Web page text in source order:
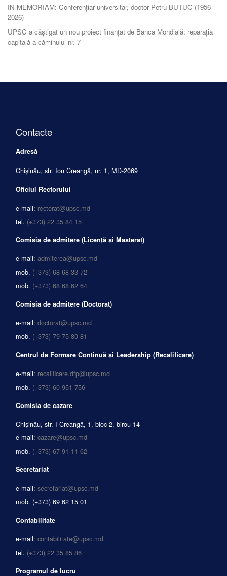
IN MEMORIAM: Conferențiar universitar, doctor Petru BUTUC (1956 –
2026)
UPSC a câștigat un nou proiect finanțat de Banca Mondială: reparația
capitală a căminului nr. 7
Contacte
Adresă
Chișinău, str. Ion Creangă, nr. 1, MD-2069
Oficiul Rectorului
e-mail: rectorat@upsc.md
tel. (+373) 22 35 84 15
Comisia de admitere (Licență și Masterat)
e-mail: admiterea@upsc.md
mob. (+373) 68 68 33 72
mob. (+373) 68 68 62 64
Comisia de admitere (Doctorat)
e-mail: doctorat@upsc.md
mob. (+373) 79 75 80 81
Centrul de Formare Continuă și Leadership (Recalificare)
e-mail: recalificare.dfp@upsc.md
mob. (+373) 60 951 756
Comisia de cazare
Chișinău, str. I Creangă, 1, bloc 2, birou 14
e-mail: cazare@upsc.md
mob. (+373) 67 91 11 62
Secretariat
e-mail: secretariat@upsc.md
mob. (+373) 69 62 15 01
Contabilitate
e-mail: contabilitate@upsc.md
tel. (+373) 22 35 85 86
Programul de lucru